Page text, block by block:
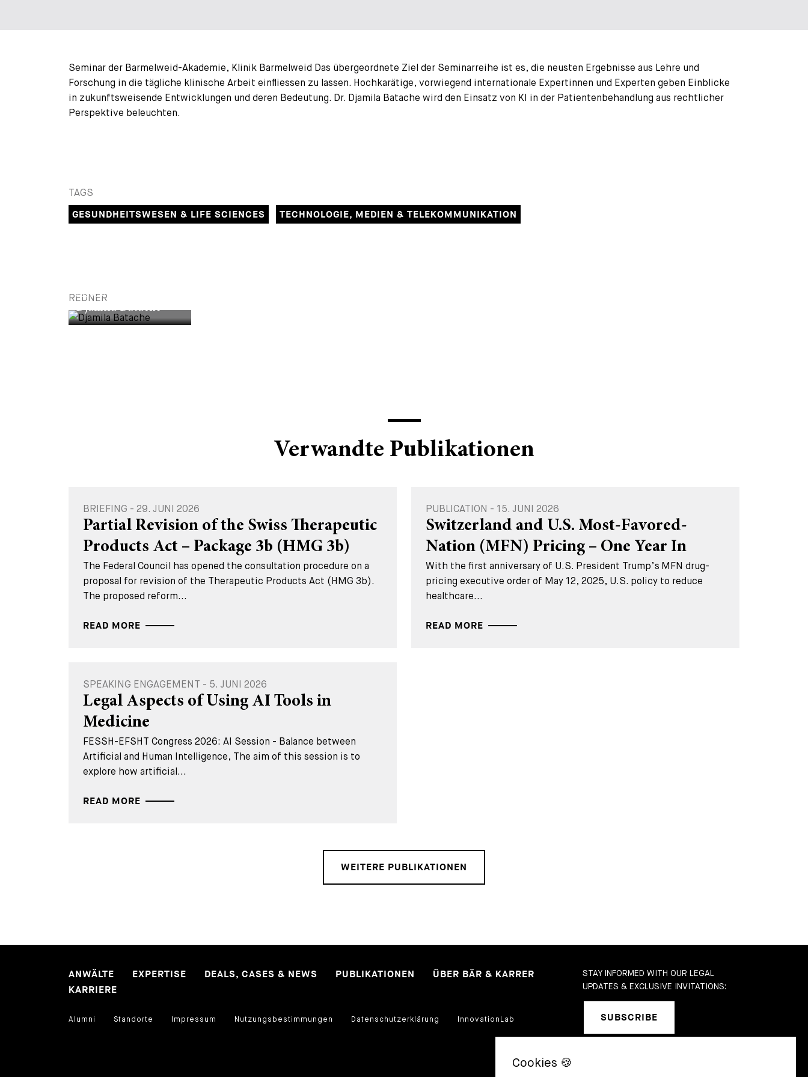
Seminar der Barmelweid-Akademie, Klinik Barmelweid Das übergeordnete Ziel der Seminarreihe ist es, die neusten Ergebnisse aus Lehre und
Forschung in die tägliche klinische Arbeit einfliessen zu lassen. Hochkarätige, vorwiegend internationale Expertinnen und Experten geben Einblicke
in zukunftsweisende Entwicklungen und deren Bedeutung. Dr. Djamila Batache wird den Einsatz von KI in der Patientenbehandlung aus rechtlicher
Perspektive beleuchten.
TAGS
GESUNDHEITSWESEN & LIFE SCIENCES
TECHNOLOGIE, MEDIEN & TELEKOMMUNIKATION
REDNER
ASSOCIATE
Djamila Batache
Verwandte Publikationen
BRIEFING - 29. JUNI 2026
Partial Revision of the Swiss Therapeutic
Products Act – Package 3b (HMG 3b)
The Federal Council has opened the consultation procedure on a
proposal for revision of the Therapeutic Products Act (HMG 3b).
The proposed reform...
READ MORE
PUBLICATION - 15. JUNI 2026
Switzerland and U.S. Most-Favored-
Nation (MFN) Pricing – One Year In
With the first anniversary of U.S. President Trump’s MFN drug-
pricing executive order of May 12, 2025, U.S. policy to reduce
healthcare...
READ MORE
SPEAKING ENGAGEMENT - 5. JUNI 2026
Legal Aspects of Using AI Tools in
Medicine
FESSH-EFSHT Congress 2026: AI Session - Balance between
Artificial and Human Intelligence, The aim of this session is to
explore how artificial...
READ MORE
WEITERE PUBLIKATIONEN
ANWÄLTE EXPERTISE DEALS, CASES & NEWS PUBLIKATIONEN
ÜBER BÄR & KARRER
KARRIERE
Alumni Standorte Impressum Nutzungsbestimmungen Datenschutzerklärung InnovationLab
STAY INFORMED WITH OUR LEGAL
UPDATES & EXCLUSIVE INVITATIONS:
SUBSCRIBE